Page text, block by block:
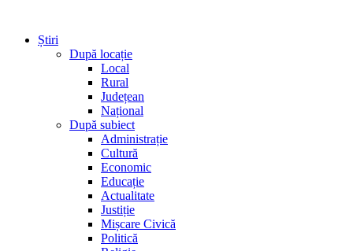
Știri
După locație
Local
Rural
Județean
Național
După subiect
Administrație
Cultură
Economic
Educație
Actualitate
Justiție
Mișcare Civică
Politică